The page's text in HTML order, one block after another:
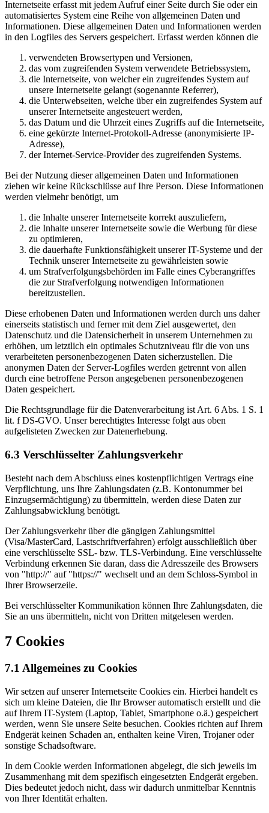
Internetseite erfasst mit jedem Aufruf einer Seite durch Sie oder ein
automatisiertes System eine Reihe von allgemeinen Daten und
Informationen. Diese allgemeinen Daten und Informationen werden
in den Logfiles des Servers gespeichert. Erfasst werden können die
verwendeten Browsertypen und Versionen,
das vom zugreifenden System verwendete Betriebssystem,
die Internetseite, von welcher ein zugreifendes System auf
unsere Internetseite gelangt (sogenannte Referrer),
die Unterwebseiten, welche über ein zugreifendes System auf
unserer Internetseite angesteuert werden,
das Datum und die Uhrzeit eines Zugriffs auf die Internetseite,
eine gekürzte Internet-Protokoll-Adresse (anonymisierte IP-
Adresse),
der Internet-Service-Provider des zugreifenden Systems.
Bei der Nutzung dieser allgemeinen Daten und Informationen
ziehen wir keine Rückschlüsse auf Ihre Person. Diese Informationen
werden vielmehr benötigt, um
die Inhalte unserer Internetseite korrekt auszuliefern,
die Inhalte unserer Internetseite sowie die Werbung für diese
zu optimieren,
die dauerhafte Funktionsfähigkeit unserer IT-Systeme und der
Technik unserer Internetseite zu gewährleisten sowie
um Strafverfolgungsbehörden im Falle eines Cyberangriffes
die zur Strafverfolgung notwendigen Informationen
bereitzustellen.
Diese erhobenen Daten und Informationen werden durch uns daher
einerseits statistisch und ferner mit dem Ziel ausgewertet, den
Datenschutz und die Datensicherheit in unserem Unternehmen zu
erhöhen, um letztlich ein optimales Schutzniveau für die von uns
verarbeiteten personenbezogenen Daten sicherzustellen. Die
anonymen Daten der Server-Logfiles werden getrennt von allen
durch eine betroffene Person angegebenen personenbezogenen
Daten gespeichert.
Die Rechtsgrundlage für die Datenverarbeitung ist Art. 6 Abs. 1 S. 1
lit. f DS-GVO. Unser berechtigtes Interesse folgt aus oben
aufgelisteten Zwecken zur Datenerhebung.
6.3 Verschlüsselter Zahlungsverkehr
Besteht nach dem Abschluss eines kostenpflichtigen Vertrags eine
Verpflichtung, uns Ihre Zahlungsdaten (z.B. Kontonummer bei
Einzugsermächtigung) zu übermitteln, werden diese Daten zur
Zahlungsabwicklung benötigt.
Der Zahlungsverkehr über die gängigen Zahlungsmittel
(Visa/MasterCard, Lastschriftverfahren) erfolgt ausschließlich über
eine verschlüsselte SSL- bzw. TLS-Verbindung. Eine verschlüsselte
Verbindung erkennen Sie daran, dass die Adresszeile des Browsers
von "http://" auf "https://" wechselt und an dem Schloss-Symbol in
Ihrer Browserzeile.
Bei verschlüsselter Kommunikation können Ihre Zahlungsdaten, die
Sie an uns übermitteln, nicht von Dritten mitgelesen werden.
7 Cookies
7.1 Allgemeines zu Cookies
Wir setzen auf unserer Internetseite Cookies ein. Hierbei handelt es
sich um kleine Dateien, die Ihr Browser automatisch erstellt und die
auf Ihrem IT-System (Laptop, Tablet, Smartphone o.ä.) gespeichert
werden, wenn Sie unsere Seite besuchen. Cookies richten auf Ihrem
Endgerät keinen Schaden an, enthalten keine Viren, Trojaner oder
sonstige Schadsoftware.
In dem Cookie werden Informationen abgelegt, die sich jeweils im
Zusammenhang mit dem spezifisch eingesetzten Endgerät ergeben.
Dies bedeutet jedoch nicht, dass wir dadurch unmittelbar Kenntnis
von Ihrer Identität erhalten.